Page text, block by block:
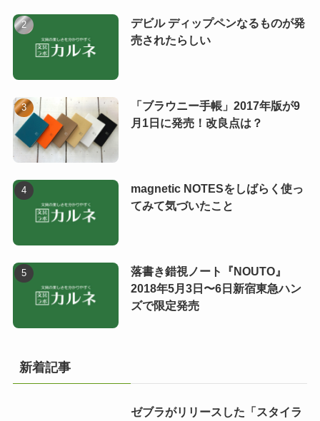
デビル ディップペンなるものが発
売されたらしい
「ブラウニー手帳」2017年版が9
月1日に発売！改良点は？
magnetic NOTESをしばらく使っ
てみて気づいたこと
落書き錯視ノート『NOUTO』
2018年5月3日〜6日新宿東急ハン
ズで限定発売
新着記事
ゼブラがリリースした「スタイラ